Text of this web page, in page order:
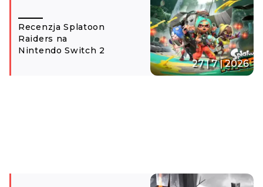
Recenzja Splatoon
Raiders na
Nintendo Switch 2
27 | 7 | 2026